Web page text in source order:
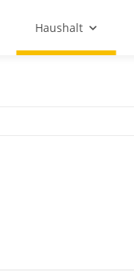
Haushalt